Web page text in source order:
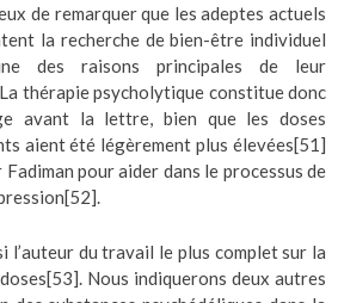
de remarquer que les adeptes actuels
la recherche de bien-être individuel
des raisons principales de leur
thérapie psycholytique constitue donc
avant la lettre, bien que les doses
aient été légèrement plus élevées[51]
pour aider dans le processus de
[52].
l’auteur du travail le plus complet sur la
[53]. Nous indiquerons deux autres